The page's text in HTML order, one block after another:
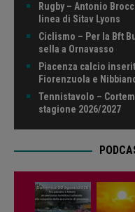
Rugby – Antonio
linea di Sitav Lyons
Ciclismo – Per la Bft
sella a Ornavasso
Piacenza calcio
Fiorenzuola e
Tennistavolo –
stagione 2026/2027